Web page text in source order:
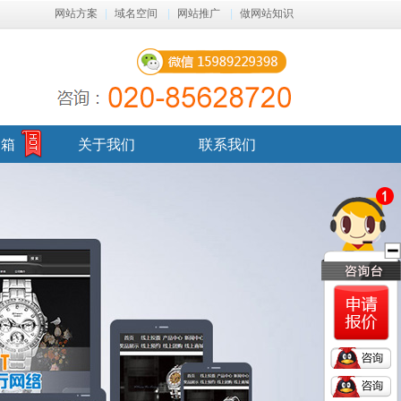
做网站知识
网站推广
域名空间
网站方案
关于我们 联系我们